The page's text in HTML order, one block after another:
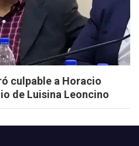
culpable a Horacio
de Luisina Leoncino